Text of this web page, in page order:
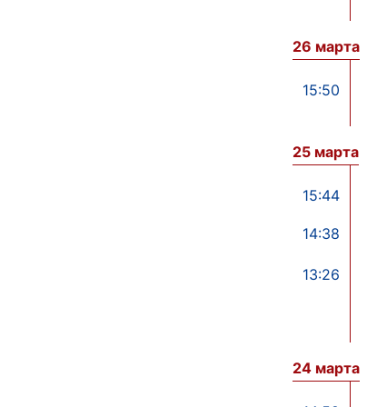
26 марта
15:50
25 марта
15:44
14:38
13:26
24 марта